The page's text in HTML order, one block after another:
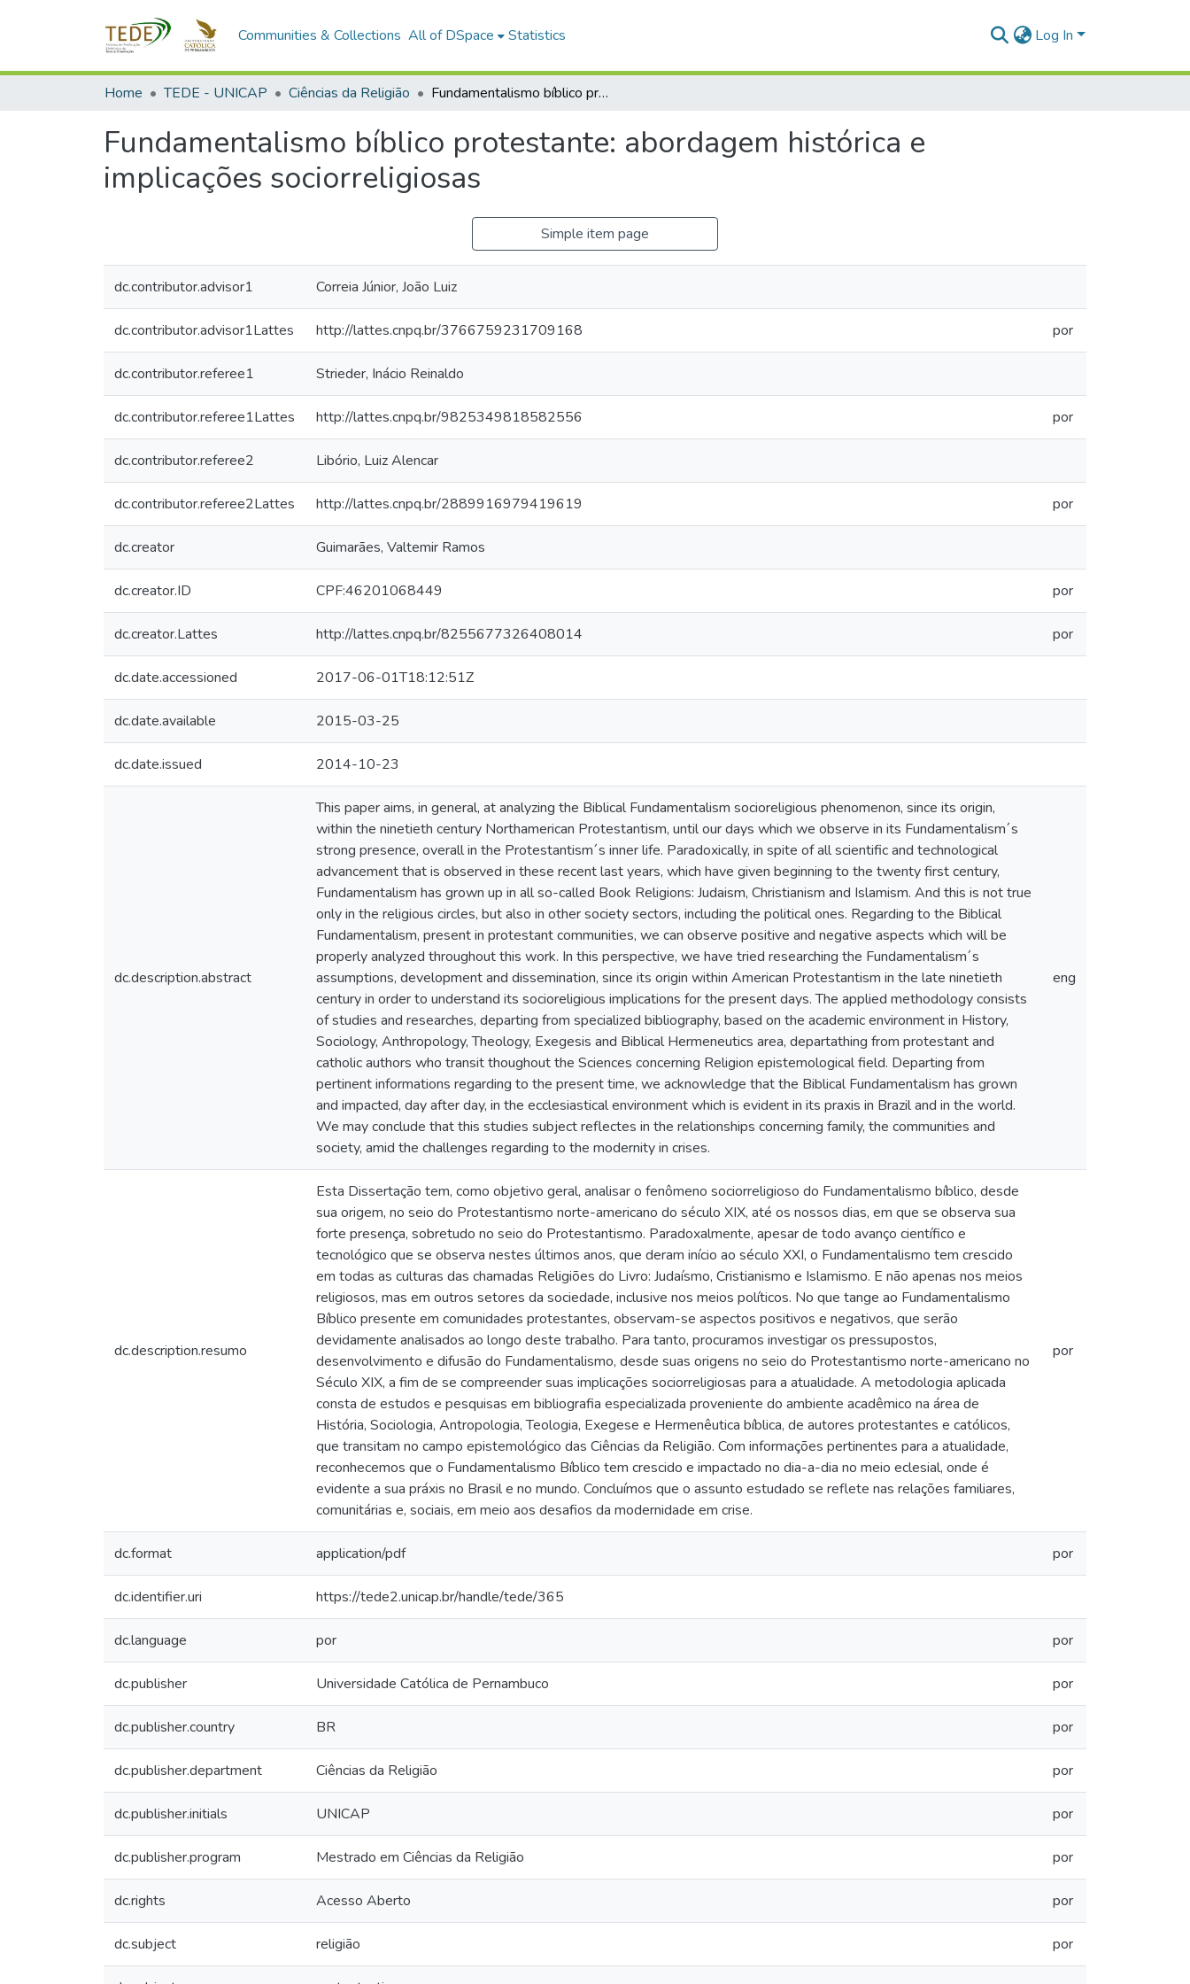
Communities & Collections All of DSpace Statistics Log In
Home TEDE - UNICAP Ciências da Religião Fundamentalismo bíblico protestante: abordagem histórica e implicações sociorreligiosas
Fundamentalismo bíblico protestante: abordagem histórica e
implicações sociorreligiosas
Simple item page
dc.contributor.advisor1 Correia Júnior, João Luiz
dc.contributor.advisor1Lattes http://lattes.cnpq.br/3766759231709168 por
dc.contributor.referee1 Strieder, Inácio Reinaldo
dc.contributor.referee1Lattes http://lattes.cnpq.br/9825349818582556 por
dc.contributor.referee2 Libório, Luiz Alencar
dc.contributor.referee2Lattes http://lattes.cnpq.br/2889916979419619 por
dc.creator Guimarães, Valtemir Ramos
dc.creator.ID CPF:46201068449 por
dc.creator.Lattes http://lattes.cnpq.br/8255677326408014 por
dc.date.accessioned 2017-06-01T18:12:51Z
dc.date.available 2015-03-25
dc.date.issued 2014-10-23
dc.description.abstract
This paper aims, in general, at analyzing the Biblical Fundamentalism socioreligious phenomenon, since its origin,
within the ninetieth century Northamerican Protestantism, until our days which we observe in its Fundamentalism´s
strong presence, overall in the Protestantism´s inner life. Paradoxically, in spite of all scientific and technological
advancement that is observed in these recent last years, which have given beginning to the twenty first century,
Fundamentalism has grown up in all so-called Book Religions: Judaism, Christianism and Islamism. And this is not true
only in the religious circles, but also in other society sectors, including the political ones. Regarding to the Biblical
Fundamentalism, present in protestant communities, we can observe positive and negative aspects which will be
properly analyzed throughout this work. In this perspective, we have tried researching the Fundamentalism´s
assumptions, development and dissemination, since its origin within American Protestantism in the late ninetieth
century in order to understand its socioreligious implications for the present days. The applied methodology consists
of studies and researches, departing from specialized bibliography, based on the academic environment in History,
Sociology, Anthropology, Theology, Exegesis and Biblical Hermeneutics area, departathing from protestant and
catholic authors who transit thoughout the Sciences concerning Religion epistemological field. Departing from
pertinent informations regarding to the present time, we acknowledge that the Biblical Fundamentalism has grown
and impacted, day after day, in the ecclesiastical environment which is evident in its praxis in Brazil and in the world.
We may conclude that this studies subject reflectes in the relationships concerning family, the communities and
society, amid the challenges regarding to the modernity in crises.
eng
dc.description.resumo
Esta Dissertação tem, como objetivo geral, analisar o fenômeno sociorreligioso do Fundamentalismo bíblico, desde
sua origem, no seio do Protestantismo norte-americano do século XIX, até os nossos dias, em que se observa sua
forte presença, sobretudo no seio do Protestantismo. Paradoxalmente, apesar de todo avanço científico e
tecnológico que se observa nestes últimos anos, que deram início ao século XXI, o Fundamentalismo tem crescido
em todas as culturas das chamadas Religiões do Livro: Judaísmo, Cristianismo e Islamismo. E não apenas nos meios
religiosos, mas em outros setores da sociedade, inclusive nos meios políticos. No que tange ao Fundamentalismo
Bíblico presente em comunidades protestantes, observam-se aspectos positivos e negativos, que serão
devidamente analisados ao longo deste trabalho. Para tanto, procuramos investigar os pressupostos,
desenvolvimento e difusão do Fundamentalismo, desde suas origens no seio do Protestantismo norte-americano no
Século XIX, a fim de se compreender suas implicações sociorreligiosas para a atualidade. A metodologia aplicada
consta de estudos e pesquisas em bibliografia especializada proveniente do ambiente acadêmico na área de
História, Sociologia, Antropologia, Teologia, Exegese e Hermenêutica bíblica, de autores protestantes e católicos,
que transitam no campo epistemológico das Ciências da Religião. Com informações pertinentes para a atualidade,
reconhecemos que o Fundamentalismo Bíblico tem crescido e impactado no dia-a-dia no meio eclesial, onde é
evidente a sua práxis no Brasil e no mundo. Concluímos que o assunto estudado se reflete nas relações familiares,
comunitárias e, sociais, em meio aos desafios da modernidade em crise.
por
dc.format application/pdf por
dc.identifier.uri https://tede2.unicap.br/handle/tede/365
dc.language por por
dc.publisher Universidade Católica de Pernambuco por
dc.publisher.country BR por
dc.publisher.department Ciências da Religião por
dc.publisher.initials UNICAP por
dc.publisher.program Mestrado em Ciências da Religião por
dc.rights Acesso Aberto por
dc.subject religião por